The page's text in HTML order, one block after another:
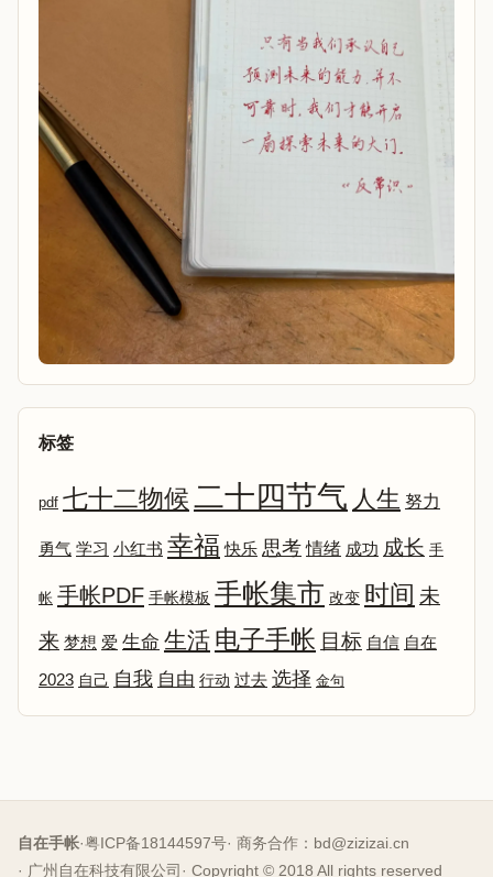
标签
pdf 七十二物候二十四节气 人生 努力
勇气 学习 小红书 幸福 快乐 思考 情绪 成功 成长 手
帐 手帐PDF 手帐模板 手帐集市 改变 时间 未
来 梦想 爱 生命 生活 电子手帐 目标 自信 自在
2023 自己 自我 自由 行动 过去 选择 金句
自在手帐·粤ICP备18144597号· 商务合作： bd@zizizai.cn
· 广州自在科技有限公司 · Copyright © 2018 All rights reserved